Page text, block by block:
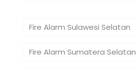
Fire Alarm Sulawesi Selatan
Fire Alarm Sumatera Selatan